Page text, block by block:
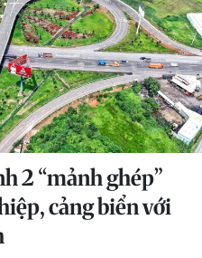
2 “mảnh ghép”
cảng biển với